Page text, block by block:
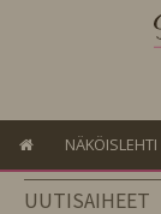
NÄKÖISLEHTI
UUTISAIHEET